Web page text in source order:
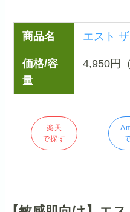
商品名 エスト
価格/容
量
4,950円
楽天
で探す